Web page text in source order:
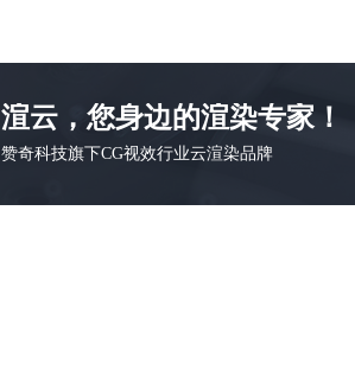
渲云，您身边的渲染专家！
赞奇科技旗下CG视效行业云渲染品牌